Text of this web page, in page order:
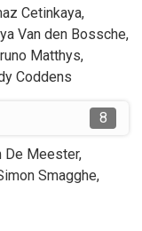
Cetinkaya,
Van den Bossche,
Matthys,
Coddens
8
De Meester,
Smagghe,